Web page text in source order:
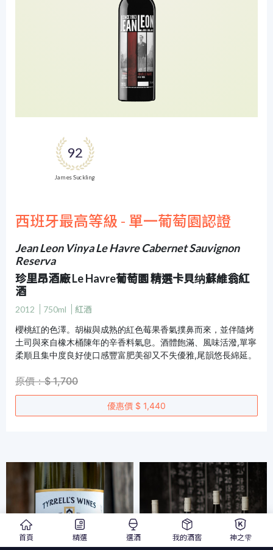
92
James Suckling
西班牙最高等級 - 單一葡萄園認證
Jean Leon Vinya Le Havre Cabernet Sauvignon
Reserva
珍里昂酒廠 Le Havre葡萄園 精選卡貝纳蘇維翁紅
酒
2012 750ml
紅酒
櫻桃紅的色澤。胡椒與成熟的紅色莓果香氣撲鼻而來，並伴隨烤
土司與來自橡木桶陳年的辛香料氣息。酒體飽滿、風味活潑,單寧
柔順且集中度良好使口感豐富肥美卻又不失優雅,尾韻悠長綿延。
原價：$ 1,700
優惠價 $ 1,440
首頁 精選 選酒 我的酒窖 神之雫